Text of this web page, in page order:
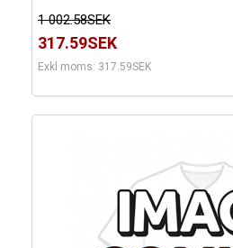
1 002.58SEK
317.59SEK
Exkl moms: 317.59SEK